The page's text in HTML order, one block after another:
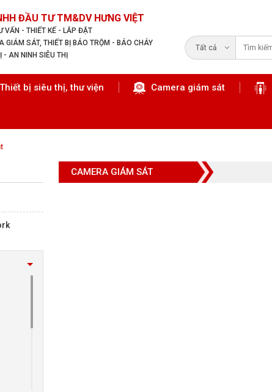
ĐẦU TƯ TM&DV HƯNG VIỆT
VẤN - THIẾT KẾ - LẮP ĐẶT
GIÁM SÁT, THIẾT BỊ BÁO TRỘM - BÁO CHÁY
- AN NINH SIÊU THỊ
Tất cả
Thiết bị siêu thị, thư viện Camera giám sát
CAMERA GIÁM SÁT